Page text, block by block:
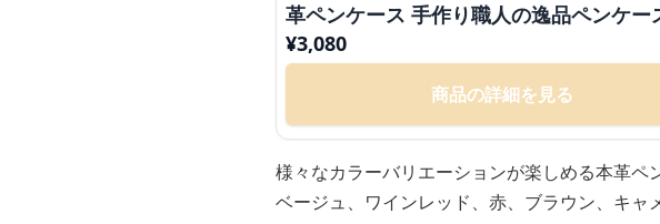
革ペンケース 手作り職人の逸品ペンケー
¥3,080
商品の詳細を見る
様々なカラーバリエーションが楽しめる本革ペ
ベージュ、ワインレッド、赤、ブラウン、キャ